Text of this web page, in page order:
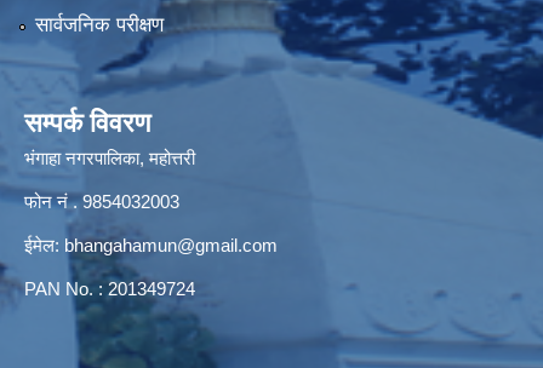
सार्वजनिक परीक्षण
सम्पर्क विवरण
भंगाहा नगरपालिका, महोत्तरी
फोन नं . 9854032003
ईमेल: bhangahamun@gmail.com
PAN No. : 201349724